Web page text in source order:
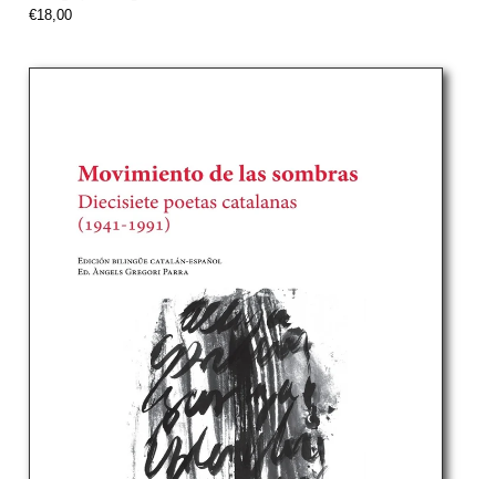
Precio
€18,00